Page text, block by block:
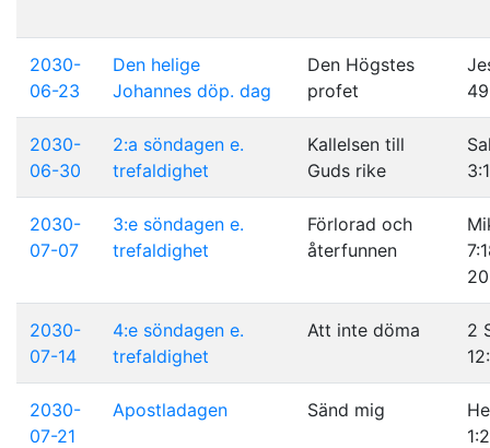
2030-
06-23
Den helige
Johannes döp. dag
Den Högstes
profet
2030-
06-30
2:a söndagen e.
trefaldighet
Kallelsen till
Guds rike
2030-
07-07
3:e söndagen e.
trefaldighet
Förlorad och
återfunnen
20
2030-
07-14
4:e söndagen e.
trefaldighet
Att inte döma
2
2030-
07-21
Apostladagen Sänd mig